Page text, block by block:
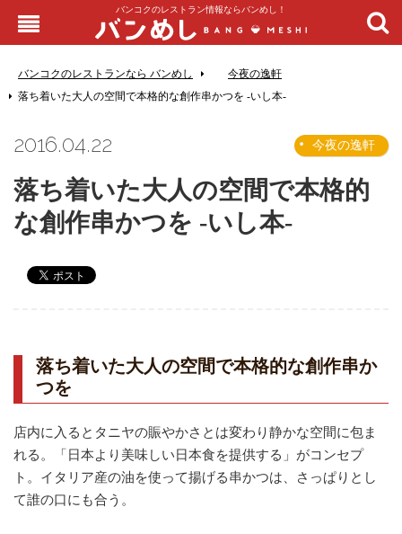
バンコクのレストラン情報ならバンめし！
バンコクのレストランなら バンめし
今夜の逸軒
落ち着いた大人の空間で本格的な創作串かつを -いし本-
2016.04.22 今夜の逸軒
落ち着いた大人の空間で本格的
な創作串かつを -いし本-
落ち着いた大人の空間で本格的な創作串か
つを
店内に入るとタニヤの賑やかさとは変わり静かな空間に包ま
れる。「日本より美味しい日本食を提供する」がコンセプ
ト。イタリア産の油を使って揚げる串かつは、さっぱりとし
て誰の口にも合う。